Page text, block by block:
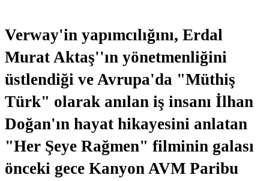
Verway'in yapımcılığını, Erdal
Murat Aktaş''ın yönetmenliğini
üstlendiği ve Avrupa'da "Müthiş
Türk" olarak anılan iş insanı İlhan
Doğan'ın hayat hikayesini anlatan
"Her Şeye Rağmen" filminin galası
önceki gece Kanyon AVM Paribu